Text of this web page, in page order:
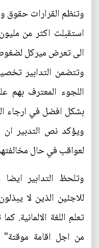
وتنظم القرارات حقوق
الى تعرض ميركل
وتتضمن التدابير
اللجوء المعترف بهم
بشكل افضل في ارجاء
ويؤكد نص التدبير
لعواقب في حال
وتلحظ التدابير
للاجئين الذين لا
تعلم اللغة
من اجل اقامة موقتة"